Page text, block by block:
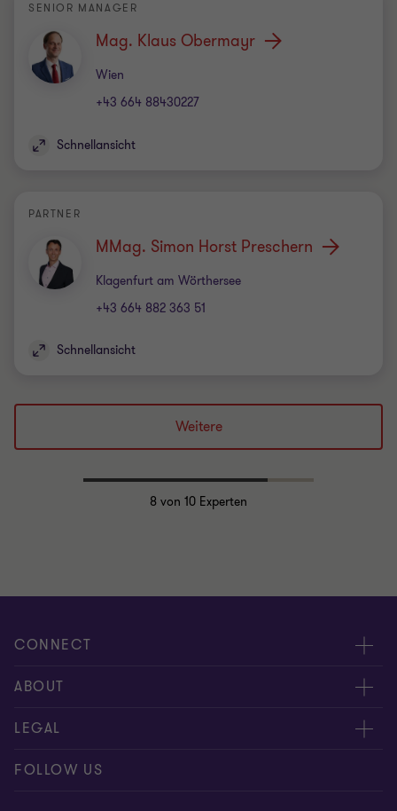
SENIOR MANAGER
Mag. Klaus Obermayr
Wien
Standort
+43 664 88430227
Schnellansicht
PARTNER
MMag. Simon Horst Preschern
Klagenfurt am Wörthersee
Standort
+43 664 882 363 51
Schnellansicht
Weitere
8 von 10 Experten
CONNECT
Kontakt, Angebotsanfrage
Expert:innen
ABOUT
Über uns
AAB/AGB
LEGAL
Impressum
FOLLOW US